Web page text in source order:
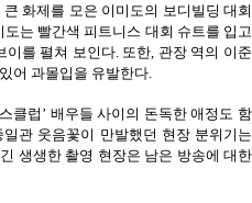
화제를 모은 이미도의 보디빌딩 대회
는 빨간색 피트니스 대회 슈트를 입고
를 펼쳐 보인다. 또한, 관장 역의 이준
어 과몰입을 유발한다.
클럽’ 배우들 사이의 돈독한 애정도 함
관 웃음꽃이 만발했던 현장 분위기는
생생한 촬영 현장은 남은 방송에 대한